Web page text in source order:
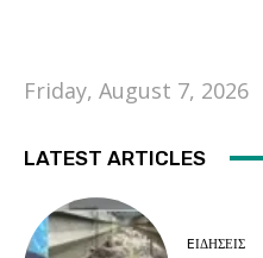
Friday, August 7, 2026
LATEST ARTICLES
EΙΔΗΣΕΙΣ